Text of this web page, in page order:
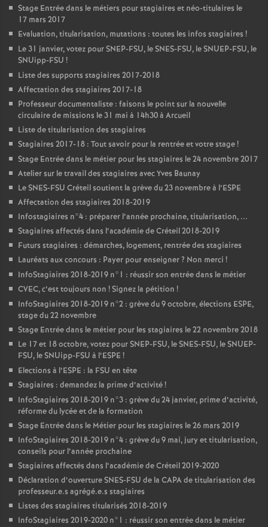
Stage Entrée dans le métiers pour stagiaires et néo-titulaires le
17 mars 2017
Evaluation, titularisation, mutations : toutes les infos stagiaires !
Le 31 janvier, votez pourSNEP-FSU, leSNES-FSU, leSNUEP-FSU, le
SNUipp-FSU !
Liste des supports stagiaires 2017-2018
Affectation des stagiaires 2017-18
Professeur documentaliste : faisons le point sur la nouvelle
circulaire de missions le 31 mai à 14h30 à Arcueil
Liste de titularisation des stagiaires
Stagiaires 2017-18 : Tout savoir pour la rentrée et votre stage!
Stage Entrée dans le métier pour les stagiaires le 24 novembre 2017
Atelier sur le travail des stagiaires avec Yves Baunay
LeSNES-FSU Créteil soutient la grève du 23 novembre à l’ESPE
Affectation des stagiaires 2018-2019
Infostagiaires n°4 : préparer l’année prochaine, titularisation, ...
Stagiaires affectés dans l’académie de Créteil 2018-2019
Futurs stagiaires : démarches, logement, rentrée des stagiaires
Lauréats aux concours : Payer pour enseigner? Non merci !
InfoStagiaires 2018-2019 n°1 : réussir son entrée dans le métier
CVEC, c’est toujours non ! Signez la pétition !
InfoStagiaires 2018-2019 n°2 : grève du 9 octobre, élections ESPE,
stage du 22 novembre
Stage Entrée dans le métier pour les stagiaires le 22 novembre 2018
Le 17 et 18 octobre, votez pourSNEP-FSU, leSNES-FSU, leSNUEP-
FSU, le SNUipp-FSU à l’ESPE !
Elections à l’ESPE : la FSU en tête
Stagiaires : demandez la prime d’activité!
InfoStagiaires 2018-2019 n°3 : grève du 24 janvier, prime d’activité,
réforme du lycée et de la formation
Stage Entrée dans le Métier pour les stagiaires le 26 mars 2019
InfoStagiaires 2018-2019 n°4 : grève du 9 mai, jury et titularisation,
conseils pour l’année prochaine
Stagiaires affectés dans l’académie de Créteil 2019-2020
Déclaration d’ouvertureSNES-FSU de la CAPAde titularisation des
professeur.e.s agrégé.e.s stagiaires
Listes des stagiaires titularisés 2018-2019
InfoStagiaires 2019-2020 n°1 : réussir son entrée dans le métier